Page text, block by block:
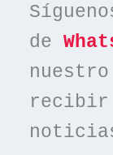
de
nuestro
recibir